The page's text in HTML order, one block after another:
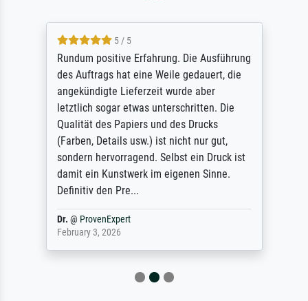
5 / 5
Rundum positive Erfahrung. Die Ausführung
des Auftrags hat eine Weile gedauert, die
angekündigte Lieferzeit wurde aber
letztlich sogar etwas unterschritten. Die
Qualität des Papiers und des Drucks
(Farben, Details usw.) ist nicht nur gut,
sondern hervorragend. Selbst ein Druck ist
damit ein Kunstwerk im eigenen Sinne.
Definitiv den Pre...
Dr. @ ProvenExpert
February 3, 2026